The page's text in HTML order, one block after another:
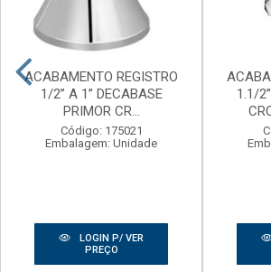
ACABAMENTO REGISTRO
1/2” A 1” DECABASE
PRIMOR CR...
Código: 175021
Embalagem: Unidade
LOGIN P/ VER
PREÇO
1.1/